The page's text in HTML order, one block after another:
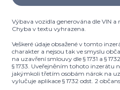
Výbava vozidla generována dle VIN
Chyba v textu vyhrazena.
Veškeré údaje obsažené v tomto
charakter a nejsou tak ve smyslu
na uzavření smlouvy dle § 1731 a §
§ 1733. Uveřejněním tohoto inzerátu
jakýmkoli třetím osobám nárok na
vylučuje aplikace § 1732 odst. 2